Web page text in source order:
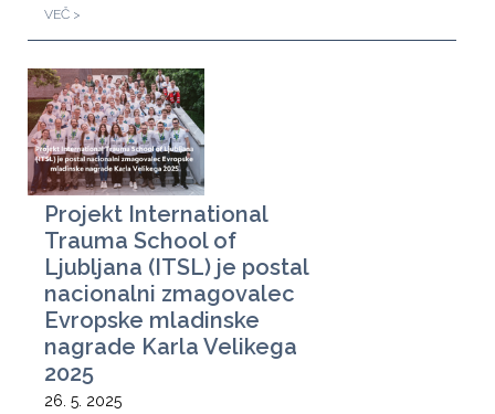
VEČ >
Projekt International
Trauma School of
Ljubljana (ITSL) je postal
nacionalni zmagovalec
Evropske mladinske
nagrade Karla Velikega
2025
26. 5. 2025